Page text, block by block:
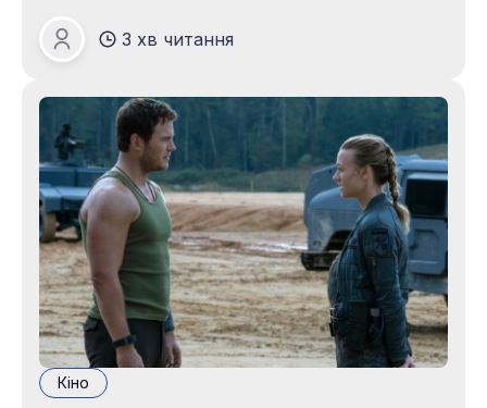
талановитих та креативних українських
кінорежисерок Юлією Сак і Ольгою Тичиною-
Яновською за власним сценарієм. Це вже
дев’ята картина, створена в
Іван Дружковець
3 хв читання
Кіно